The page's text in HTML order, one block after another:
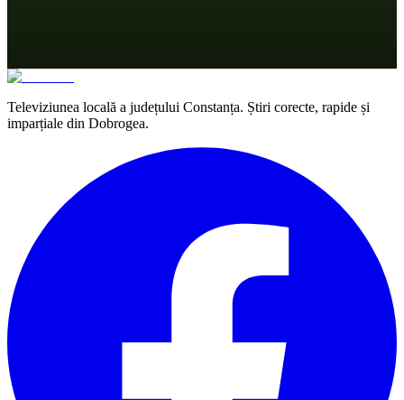
Televiziunea locală a județului Constanța. Știri corecte, rapide și
imparțiale din Dobrogea.